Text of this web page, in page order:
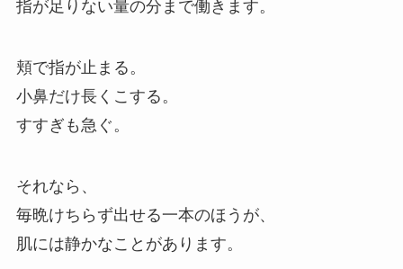
指が足りない量の分まで働きます。
頬で指が止まる。
小鼻だけ長くこする。
すすぎも急ぐ。
それなら、
毎晩けちらず出せる一本のほうが、
肌には静かなことがあります。